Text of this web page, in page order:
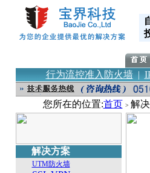
行为流控准入防火墙|
您所在的位置:首页 > 解
解决方案
UTM防火墙